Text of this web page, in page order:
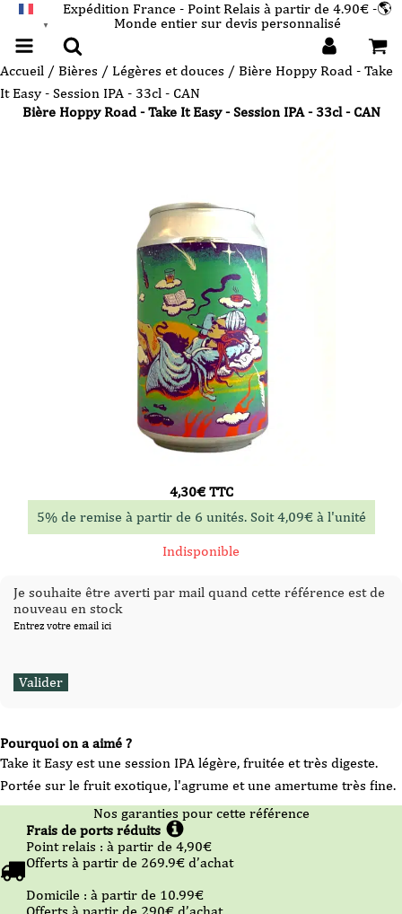
▼
Expédition France - Point Relais à partir de 4.90€ -🌎
Monde entier sur devis personnalisé
Accueil / Bières / Légères et douces / Bière Hoppy Road - Take
It Easy - Session IPA - 33cl - CAN
Bière Hoppy Road - Take It Easy - Session IPA - 33cl - CAN
Pourquoi on a aimé ?
Take it Easy est une session IPA légère, fruitée et très digeste.
Portée sur le fruit exotique, l'agrume et une amertume très fine.
4,30€TTC
5% de remise à partir de 6 unités. Soit4,09€à l'unité
Indisponible
Je souhaite être averti par mail quand cette référence est de
nouveau en stock
Entrez votre email ici
Nos garanties pour cette référence
Frais de ports réduits
Point relais : à partir de 4,90€
Offerts à partir de 269.9€ d’achat
Domicile : à partir de 10.99€